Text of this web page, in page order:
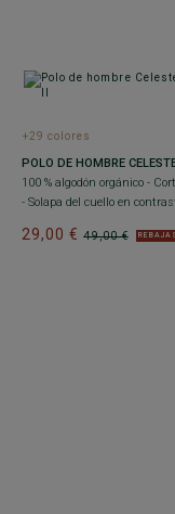
+29 colores
POLO DE HOMBRE
100 % algodón orgánico -
- Solapa del cuello en
49,00 €
29,00 €